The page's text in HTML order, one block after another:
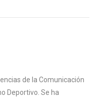
de la Comunicación
Deportivo. Se ha